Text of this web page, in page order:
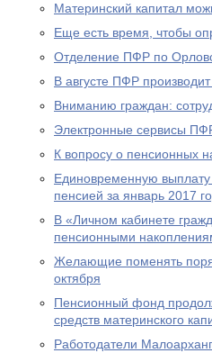
Материнский капитал
Еще есть время, чтобы
Отделение ПФР по
В августе ПФР
Вниманию граждан:
Электронные сервисы
К вопросу о пенсионных
Единовременную
пенсией за январь 2017
В «Личном кабинете
пенсионными
Желающие поменять
октября
Пенсионный фонд
средств материнского
Работодатели